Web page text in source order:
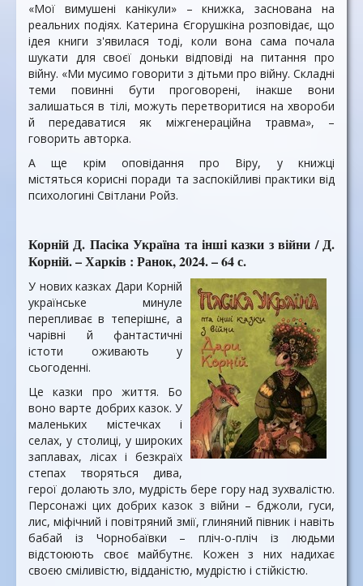
«Мої вимушені канікули» – книжка, заснована на
реальних подіях. Катерина Єгорушкіна розповідає, що
ідея книги з'явилася тоді, коли вона сама почала
шукати для своєї доньки відповіді на питання про
війну. «Ми мусимо говорити з дітьми про війну. Складні
теми повинні бути проговорені, інакше вони
залишаться в тілі, можуть перетворитися на хвороби
й передаватися як міжгенераційна травма», –
говорить авторка.
А ще крім оповідання про Віру, у книжці
містяться корисні поради та заспокійливі практики від
психологині Світлани Ройз.
Корній Д. Пасіка Україна та інші казки з війни / Д.
Корній. – Харків : Ранок, 2024. – 64 с.
У нових казках Дари Корній
українське минуле
перепливає в теперішнє, а
чарівні й фантастичні
істоти оживають у
сьогоденні.
Це казки про життя. Бо
воно варте добрих казок. У
маленьких містечках і
селах, у столиці, у широких
заплавах, лісах і безкраїх
степах творяться дива,
герої долають зло, мудрість бере гору над зухвалістю.
Персонажі цих добрих казок з війни – бджоли, гуси,
лис, міфічний і повітряний змії, глиняний півник і навіть
бабай із Чорнобаївки – пліч-о-пліч із людьми
відстоюють своє майбутнє. Кожен з них надихає
своєю сміливістю, відданістю, мудрістю і стійкістю.